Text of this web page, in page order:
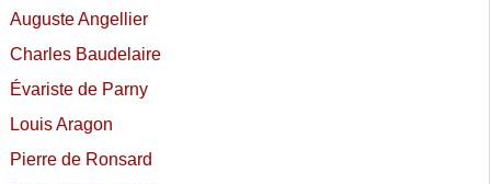
Auguste Angellier
Charles Baudelaire
Évariste de Parny
Louis Aragon
Pierre de Ronsard